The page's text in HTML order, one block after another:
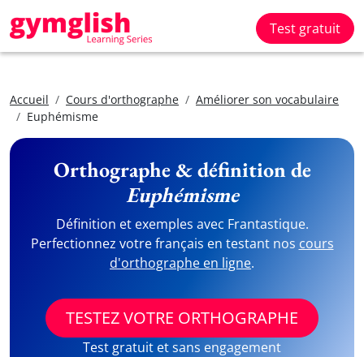
Test gratuit
Accueil Cours d'orthographe
Améliorer son vocabulaire
Euphémisme
Orthographe & définition de
Euphémisme
Définition et exemples avec Frantastique.
Perfectionnez votre français en testant nos cours
d'orthographe en ligne.
TESTEZ VOTRE ORTHOGRAPHE
Test gratuit et sans engagement